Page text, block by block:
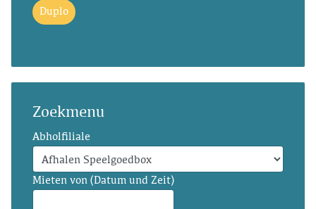
Duplo
Zoekmenu
Abholfiliale
Mieten von (Datum und Zeit)